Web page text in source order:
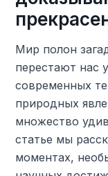
Мир полон
перестают нас
современных
природных
множество
статье мы
моментах,